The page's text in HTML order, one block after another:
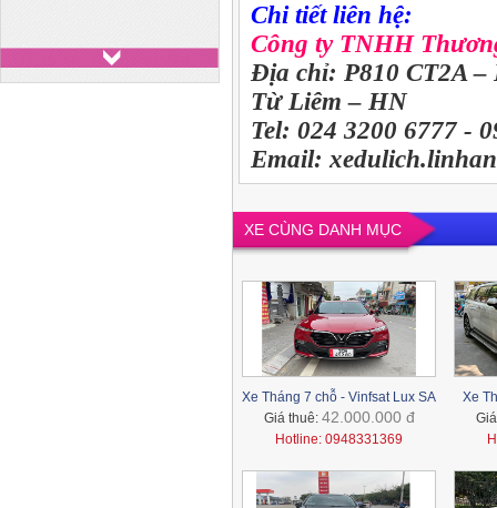
Chi tiết liên hệ:
Công ty TNHH
Địa chỉ: P810 CT2A
Từ Liêm – HN
Tel: 024 3200 6777 -
Email:
XE CÙNG DANH MỤC
Xe Tháng 7 chỗ - Vinfsat Lux SA
Giá thuê: 42.000.000 đ
Hotline: 0948331369
Xe